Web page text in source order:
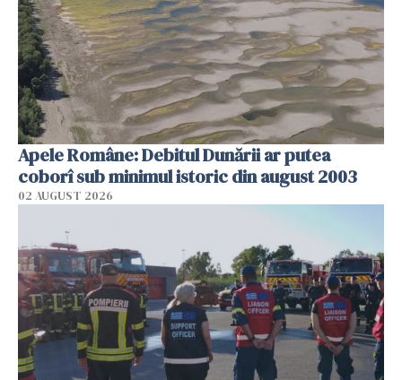
Apele Române: Debitul Dunării ar putea
coborî sub minimul istoric din august 2003
02 AUGUST 2026